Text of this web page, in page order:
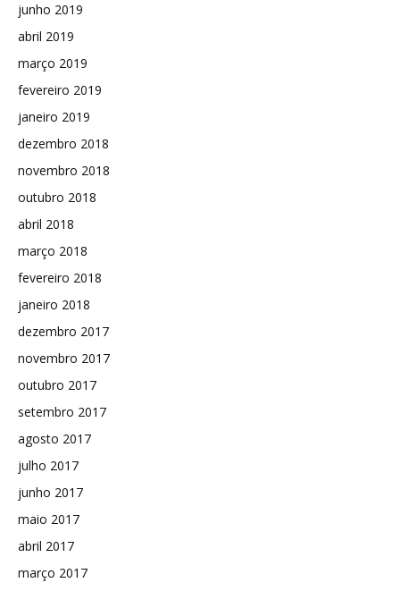
junho 2019
abril 2019
março 2019
fevereiro 2019
janeiro 2019
dezembro 2018
novembro 2018
outubro 2018
abril 2018
março 2018
fevereiro 2018
janeiro 2018
dezembro 2017
novembro 2017
outubro 2017
setembro 2017
agosto 2017
julho 2017
junho 2017
maio 2017
abril 2017
março 2017